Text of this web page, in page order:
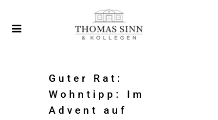
Guter Rat:
Wohntipp: Im
Advent auf